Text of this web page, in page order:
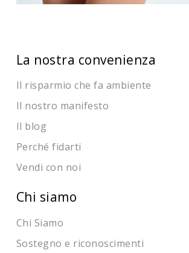
La nostra convenienza
Il risparmio che fa ambiente
Il nostro manifesto
Il blog
Perché fidarti
Vendi con noi
Chi siamo
Chi Siamo
Sostegno e riconoscimenti